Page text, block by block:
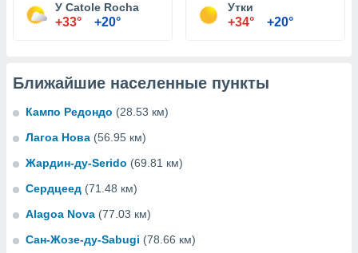
У Catole Rocha
+33° +20°
Утки
+34° +20°
Ближайшие населенные пункты
Кампо Редондо (28.53 км)
Лагоа Нова (56.95 км)
Жардин-ду-Serido (69.81 км)
Сердцеед (71.48 км)
Alagoa Nova (77.03 км)
Сан-Жозе-ду-Sabugi (78.66 км)